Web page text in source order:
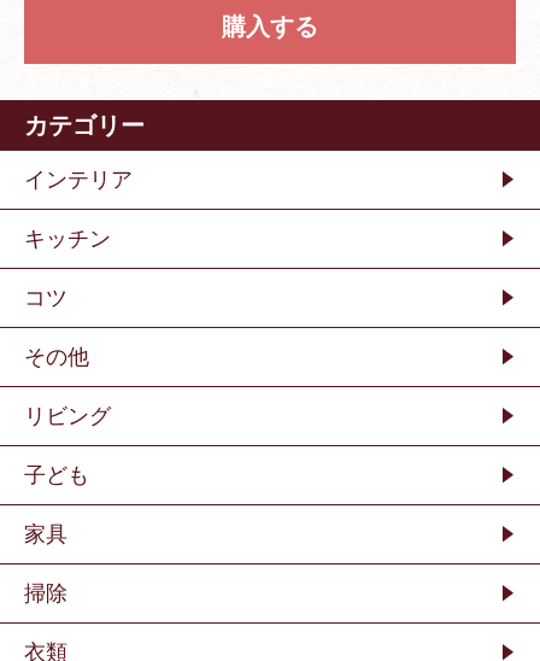
購入する
カテゴリー
インテリア
キッチン
コツ
その他
リビング
子ども
家具
掃除
衣類